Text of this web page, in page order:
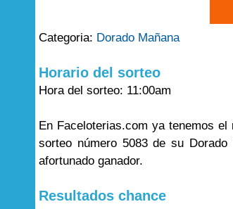
Categoria: Dorado Mañana
Horario del sorteo
Hora del sorteo: 11:00am
En Faceloterias.com ya tenemos
sorteo número 5083 de su
afortunado ganador.
Resultados chance